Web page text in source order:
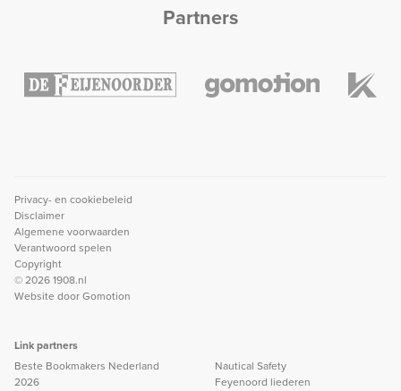
Partners
Privacy- en cookiebeleid
Disclaimer
Algemene voorwaarden
Verantwoord spelen
Copyright
© 2026 1908.nl
Website doorGomotion
Link partners
Beste Bookmakers Nederland
2026
Nautical Safety
Feyenoord liederen